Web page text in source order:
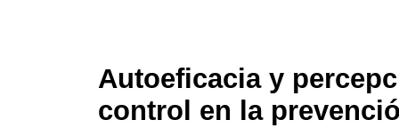
Autoeficacia y
control en la